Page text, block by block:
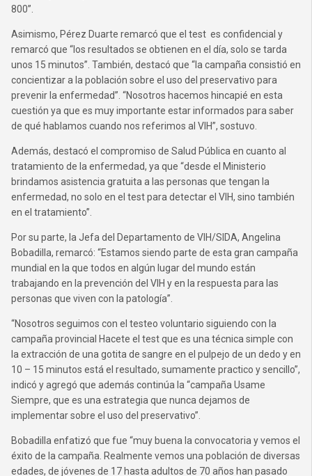
800”.
Asimismo, Pérez Duarte remarcó que el test es confidencial y
remarcó que “los resultados se obtienen en el día, solo se tarda
unos 15 minutos”. También, destacó que “la campaña consistió en
concientizar a la población sobre el uso del preservativo para
prevenir la enfermedad”. “Nosotros hacemos hincapié en esta
cuestión ya que es muy importante estar informados para saber
de qué hablamos cuando nos referimos al VIH”, sostuvo.
Además, destacó el compromiso de Salud Pública en cuanto al
tratamiento de la enfermedad, ya que “desde el Ministerio
brindamos asistencia gratuita a las personas que tengan la
enfermedad, no solo en el test para detectar el VIH, sino también
en el tratamiento”.
Por su parte, la Jefa del Departamento de VIH/SIDA, Angelina
Bobadilla, remarcó: “Estamos siendo parte de esta gran campaña
mundial en la que todos en algún lugar del mundo están
trabajando en la prevención del VIH y en la respuesta para las
personas que viven con la patología”.
“Nosotros seguimos con el testeo voluntario siguiendo con la
campaña provincial Hacete el test que es una técnica simple con
la extracción de una gotita de sangre en el pulpejo de un dedo y en
10 – 15 minutos está el resultado, sumamente practico y sencillo”,
indicó y agregó que además continúa la “campaña Usame
Siempre, que es una estrategia que nunca dejamos de
implementar sobre el uso del preservativo”.
Bobadilla enfatizó que fue “muy buena la convocatoria y vemos el
éxito de la campaña. Realmente vemos una población de diversas
edades, de jóvenes de 17 hasta adultos de 70 años han pasado